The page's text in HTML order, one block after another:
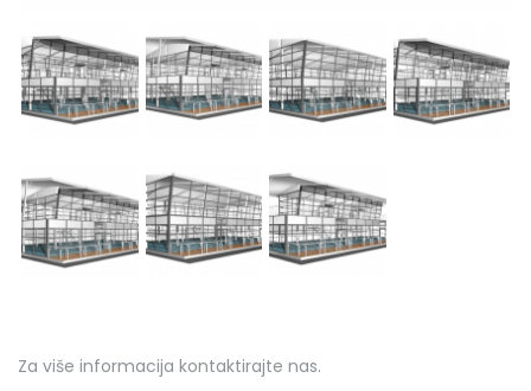
Za više informacija kontaktirajte nas.